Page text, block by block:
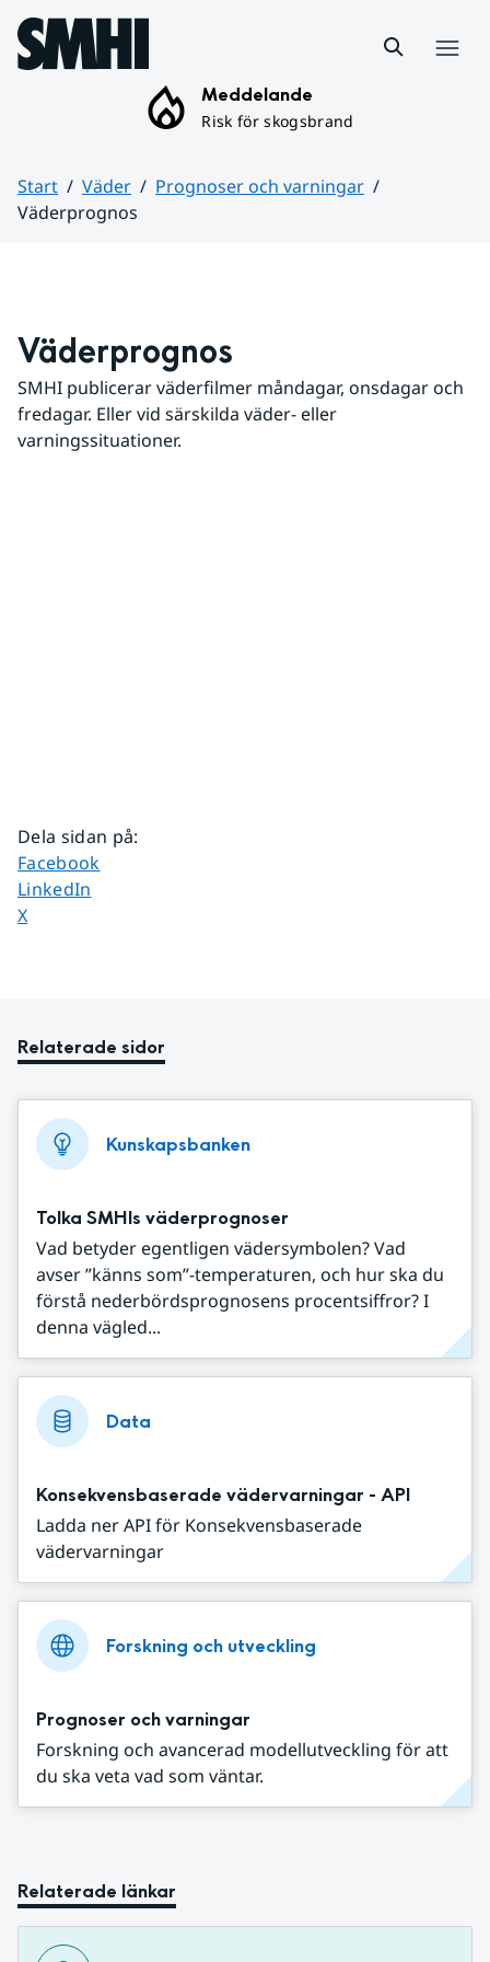
Hoppa till sidans innehåll
Meddelande
Risk för skogsbrand
Start Väder
Prognoser och varningar
Väderprognos
Väderprognos
SMHI publicerar väderfilmer måndagar, onsdagar och
fredagar. Eller vid särskilda väder- eller
varningssituationer.
Dela sidan på:
Dela sidan på
Facebook
Dela sidan på
LinkedIn
Dela sidan på
X
Relaterade sidor
Kunskapsbanken
Tolka SMHIs väderprognoser
Vad betyder egentligen vädersymbolen? Vad
avser ”känns som”-temperaturen, och hur ska du
förstå nederbördsprognosens procentsiffror? I
denna vägled...
Data
Konsekvensbaserade vädervarningar - API
Ladda ner API för Konsekvensbaserade
vädervarningar
Forskning och utveckling
Prognoser och varningar
Forskning och avancerad modellutveckling för att
du ska veta vad som väntar.
Relaterade länkar